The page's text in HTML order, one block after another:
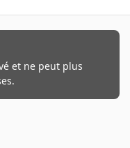
et ne peut plus